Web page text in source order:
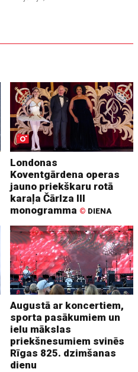
Londonas
Koventgārdena operas
jauno priekškaru rotā
karaļa Čārlza III
monogramma © DIENA
Augustā ar koncertiem,
sporta pasākumiem un
ielu mākslas
priekšnesumiem svinēs
Rīgas 825. dzimšanas
dienu